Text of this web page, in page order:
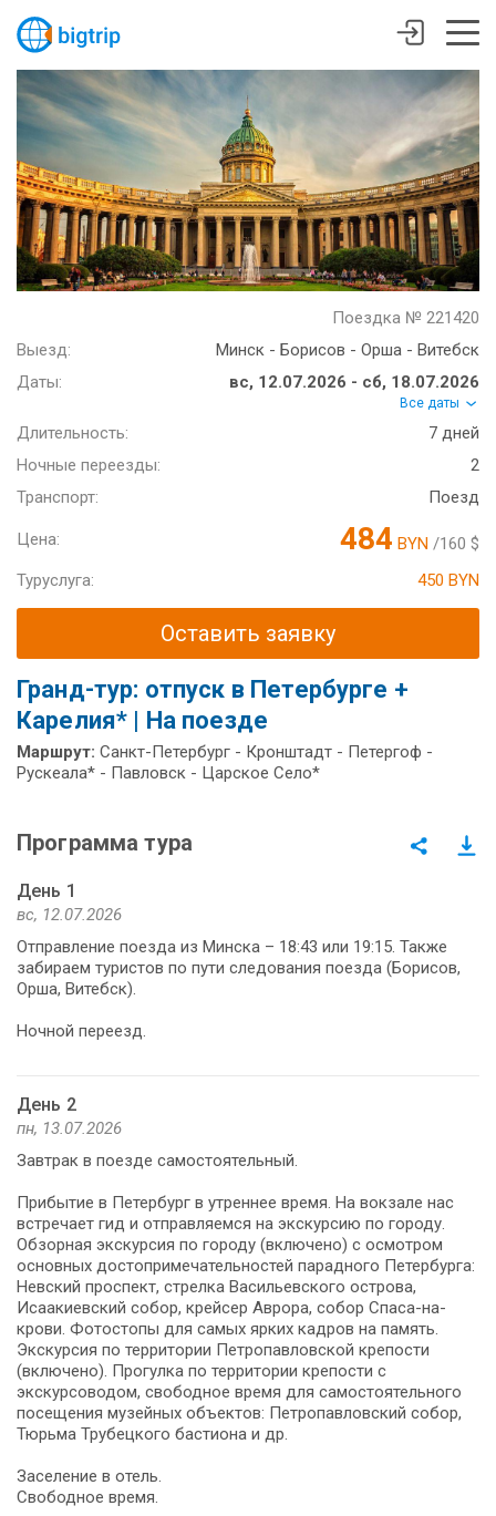
Поездка № 221420
Выезд:
Минск - Борисов - Орша - Витебск
Даты:
вс, 12.07.2026 - сб, 18.07.2026
Все даты
Длительность:
7 дней
Ночные переезды:
2
Транспорт:
Поезд
Цена: 484 BYN /160 $
Туруслуга:
450 BYN
Оставить заявку
Гранд-тур: отпуск в Петербурге +
Карелия* | На поезде
Маршрут: Санкт-Петербург - Кронштадт - Петергоф -
Рускеала* - Павловск - Царское Село*
Программа тура
День 1
вс, 12.07.2026
Отправление поезда из Минска – 18:43 или 19:15. Также
забираем туристов по пути следования поезда (Борисов,
Орша, Витебск).
Ночной переезд.
День 2
пн, 13.07.2026
Завтрак в поезде самостоятельный.
Прибытие в Петербург в утреннее время. На вокзале нас
встречает гид и отправляемся на экскурсию по городу.
Обзорная экскурсия по городу (включено) с осмотром
основных достопримечательностей парадного Петербурга:
Невский проспект, стрелка Васильевского острова,
Исаакиевский собор, крейсер Аврора, собор Спаса-на-
крови. Фотостопы для самых ярких кадров на память.
Экскурсия по территории Петропавловской крепости
(включено). Прогулка по территории крепости с
экскурсоводом, свободное время для самостоятельного
посещения музейных объектов: Петропавловский собор,
Тюрьма Трубецкого бастиона и др.
Заселение в отель.
Свободное время.